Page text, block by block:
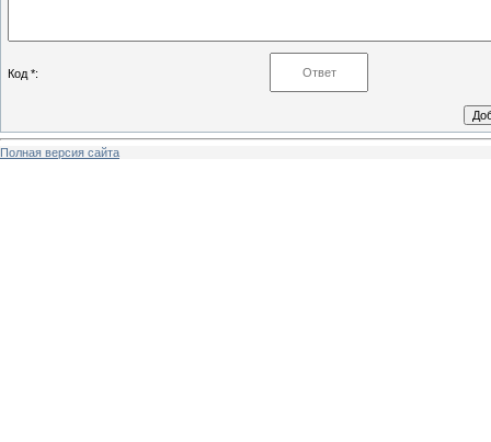
Код *:
Полная версия сайта